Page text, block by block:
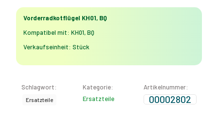
Vorderradkotflügel KH01, BQ
Kompatibel mit: KH01, BQ
Verkaufseinheit: Stück
Schlagwort:
Ersatzteile
Kategorie:
Ersatzteile
Artikelnummer:
00002802